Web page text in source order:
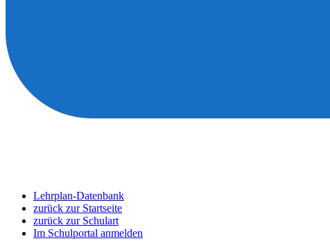
Lehrplan-Datenbank
zurück zur Startseite
zurück zur Schulart
Im Schulportal anmelden